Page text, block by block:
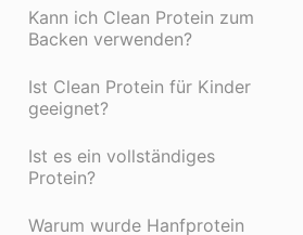
Kann ich Clean Protein zum
Backen verwenden?
Ist Clean Protein für Kinder
geeignet?
Ist es ein vollständiges
Protein?
Warum wurde Hanfprotein